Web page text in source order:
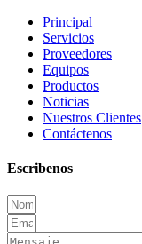
Principal
Servicios
Proveedores
Equipos
Productos
Noticias
Nuestros Clientes
Contáctenos
Escribenos